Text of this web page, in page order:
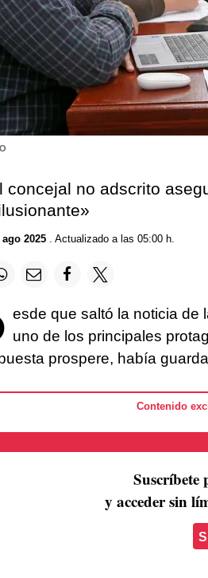
concejal no adscrito
ago 2025. Actualizado a las 05:00 h.
esde que saltó la noticia de
uno de los principales
prospere, había
Contenido
Suscríbete
y acceder sin